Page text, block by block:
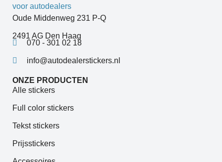
Oude Middenweg 231 P-Q
2491 AG Den Haag
070 - 301 02 18
info@autodealerstickers.nl
ONZE PRODUCTEN
Alle stickers
Full color stickers
Tekst stickers
Prijsstickers